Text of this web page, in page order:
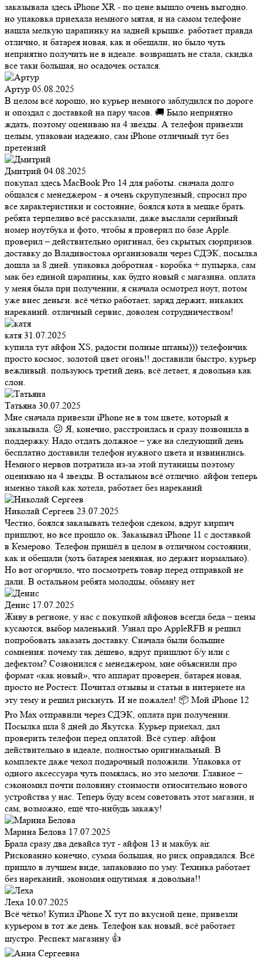
заказывала здесь iPhone XR - по цене вышло очень выгодно.
но упаковка приехала немного мятая, и на самом телефоне
нашла мелкую царапинку на задней крышке. работает правда
отлично, и батарея новая, как и обещали, но было чуть
неприятно получить не в идеале. возвращать не стала, скидка
все таки большая, но осадочек остался.
Артур 05.08.2025
В целом всё хорошо, но курьер немного заблудился по дороге
и опоздал с доставкой на пару часов. 🚚 Было неприятно
ждать, поэтому оцениваю на 4 звезды. А телефон привезли
целым, упакован надежно, сам iPhone отличный тут без
претензий
Дмитрий 04.08.2025
покупал здесь MacBook Pro 14 для работы. сначала долго
общался с менеджером - я очень скрупулезный, спросил про
все характеристики и состояние, боялся кота в мешке брать.
ребята терпеливо всё рассказали, даже выслали серийный
номер ноутбука и фото, чтобы я проверил по базе Apple.
проверил – действительно оригинал, без скрытых сюрпризов.
доставку до Владивостока организовали через СДЭК, посылка
дошла за 8 дней. упаковка добротная - коробка + пупырка, сам
мак без единой царапины, как будто новый с магазина. оплата
у меня была при получении, я сначала осмотрел ноут, потом
уже внес деньги. всё чётко работает, заряд держит, никаких
нареканий. отличный сервис, доволен сотрудничеством!
катя 31.07.2025
купила тут айфон XS, радости полные штаны))) телефончик
просто космос, золотой цвет огонь!! доставили быстро, курьер
вежливый. пользуюсь третий день, всё летает, я довольна как
слон.
Татьяна 30.07.2025
Мне сначала привезли iPhone не в том цвете, который я
заказывала. 😕 Я, конечно, расстроилась и сразу позвонила в
поддержку. Надо отдать должное – уже на следующий день
бесплатно доставили телефон нужного цвета и извинились.
Немного нервов потратила из-за этой путаницы поэтому
оцениваю на 4 звезды. В остальном всё отлично. айфон теперь
именно такой как хотела, работает без нареканий
Николай Сергеев 23.07.2025
Честно, боялся заказывать телефон сдеком, вдруг кирпич
пришлют, но все прошло ок. Заказывал iPhone 11 с доставкой
в Кемерово. Телефон пришёл в целом в отличном состоянии,
как и обещали (хоть батарея меняная, но держит нормально).
Но вот огорчило, что посмотреть товар перед отправкой не
дали. В остальном ребята молодцы, обману нет
Денис 17.07.2025
Живу в регионе, у нас с покупкой айфонов всегда беда – цены
кусаются, выбор маленький. Узнал про AppleRFB и решил
попробовать заказать доставку. Сначала были большие
сомнения: почему так дёшево, вдруг пришлют б/у или с
дефектом? Созвонился с менеджером, мне объяснили про
формат «как новый», что аппарат проверен, батарея новая,
просто не Ростест. Почитал отзывы и статьи в интернете на
эту тему и решил рискнуть. И не пожалел! 📦 Мой iPhone 12
Pro Max отправили через СДЭК, оплата при получении.
Посылка шла 8 дней до Якутска. Курьер приехал, дал
проверить телефон перед оплатой. Всё супер: айфон
действительно в идеале, полностью оригинальный. В
комплекте даже чехол подарочный положили. Упаковка от
одного аксессуара чуть помялась, но это мелочи. Главное –
сэкономил почти половину стоимости относительно нового
устройства у нас. Теперь буду всем советовать этот магазин, и
сам, возможно, ещё что-нибудь закажу!
Марина Белова 17.07.2025
Брала сразу два девайса тут - айфон 13 и макбук air.
Рискованно конечно, сумма большая, но риск оправдался. Всё
пришло в лучшем виде, запаковано по уму. Техника работает
без нареканий, экономия ощутимая. я довольна!!
Леха 10.07.2025
Всё чётко! Купил iPhone X тут по вкусной цене, привезли
курьером в тот же день. Телефон как новый, всё работает
шустро. Респект магазину 👍